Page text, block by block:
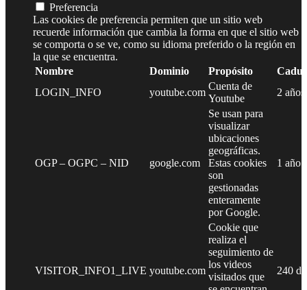
Preferencia
Las cookies de preferencia permiten que un sitio web
recuerde información que cambia la forma en que el sitio web
se comporta o se ve, como su idioma preferido o la región en
la que se encuentra.
Nombre
Dominio Propósito
LOGIN_INFO
youtube.com
Cuenta de
Youtube
2 años
OGP – OGPC – NID google.com
Se usan para
visualizar
ubicaciones
geográficas.
Estas cookies
son
gestionadas
enteramente
por Google.
1 año
VISITOR_INFO1_LIVE youtube.com
Cookie que
realiza el
seguimiento de
los videos
visitados que
240